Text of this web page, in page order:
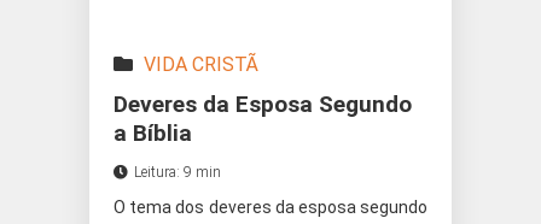
VIDA CRISTÃ
Deveres da Esposa Segundo
a Bíblia
Leitura: 9 min
O tema dos deveres da esposa segundo